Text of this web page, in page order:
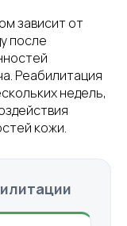
зависит от
после
Реабилитация
недель,
кожи.